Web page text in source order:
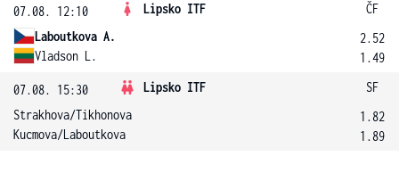
07.08. 12:10 Lipsko ITF
ČF
Laboutkova A.
Vladson L.
2.52
1.49
07.08. 15:30 Lipsko ITF
SF
Strakhova/Tikhonova
Kucmova/Laboutkova
1.82
1.89